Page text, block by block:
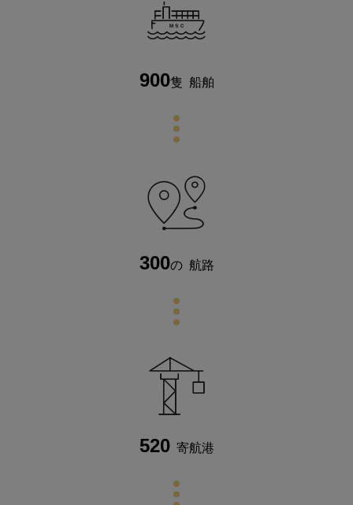
900隻 船舶
300の航路
520寄航港